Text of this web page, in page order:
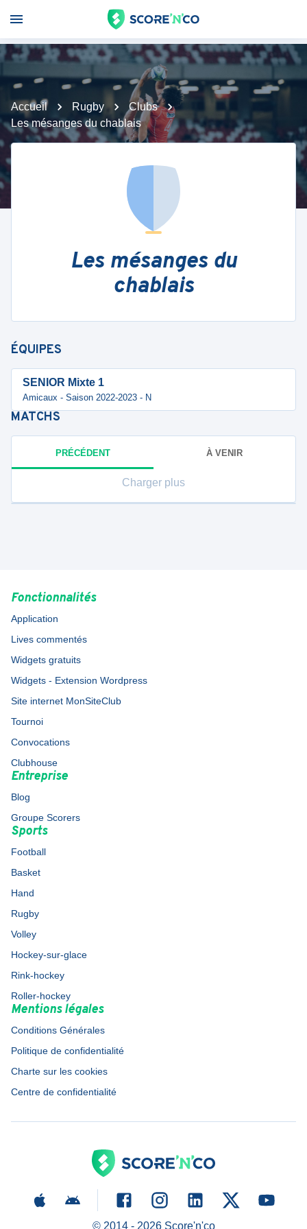
Accueil Rugby
Clubs
Les mésanges du chablais
Les mésanges du
chablais
ÉQUIPES
SENIOR Mixte 1
Amicaux - Saison 2022-2023 - N
MATCHS
PRÉCÉDENT À VENIR
Charger plus
Fonctionnalités
Application
Lives commentés
Widgets gratuits
Widgets - Extension Wordpress
Site internet MonSiteClub
Tournoi
Convocations
Clubhouse
Entreprise
Blog
Groupe Scorers
Sports
Football
Basket
Hand
Rugby
Volley
Hockey-sur-glace
Rink-hockey
Roller-hockey
Mentions légales
Conditions Générales
Politique de confidentialité
Charte sur les cookies
Centre de confidentialité
© 2014 - 2026Score'n'co